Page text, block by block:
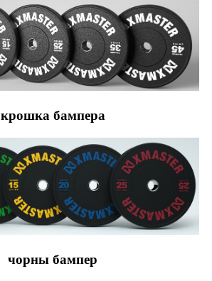
крошка бампера
чорны бампер